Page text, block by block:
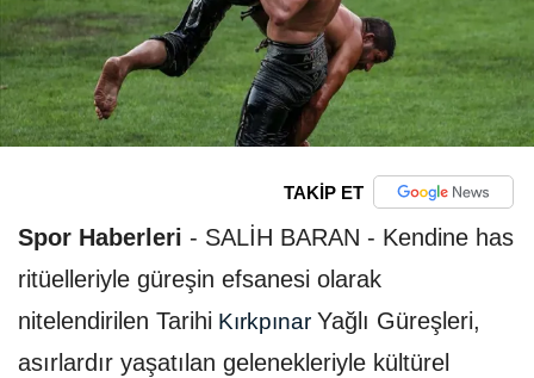
TAKİP ET
Spor Haberleri - SALİH BARAN - Kendine has
ritüelleriyle güreşin efsanesi olarak
nitelendirilen Tarihi Kırkpınar Yağlı Güreşleri,
asırlardır yaşatılan gelenekleriyle kültürel